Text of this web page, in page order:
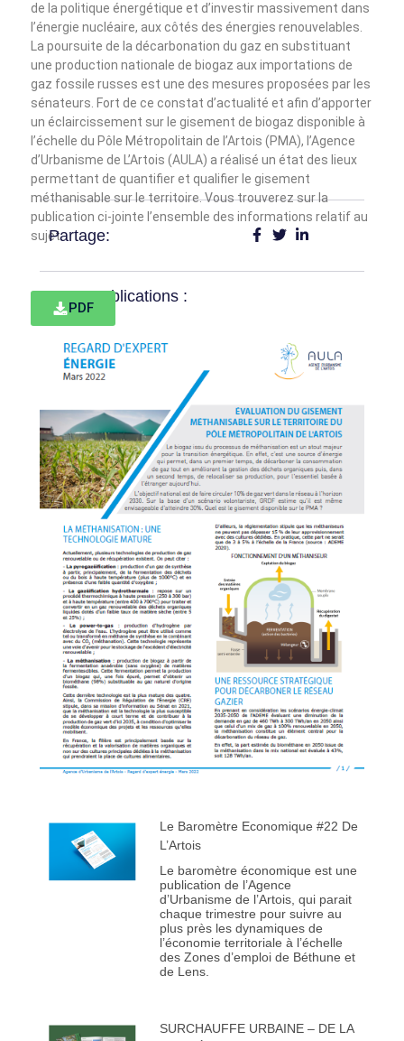
de la politique énergétique et d’investir massivement dans
l’énergie nucléaire, aux côtés des énergies renouvelables.
La poursuite de la décarbonation du gaz en substituant
une production nationale de biogaz aux importations de
gaz fossile russes est une des mesures proposées par les
sénateurs. Fort de ce constat d’actualité et afin d’apporter
un éclaircissement sur le gisement de biogaz disponible à
l’échelle du Pôle Métropolitain de l’Artois (PMA), l’Agence
d’Urbanisme de L’Artois (AULA) a réalisé un état des lieux
permettant de quantifier et qualifier le gisement
méthanisable sur le territoire. Vous trouverez sur la
publication ci-jointe l’ensemble des informations relatif au
sujet.
PDF
Partage:
Autres Publications :
Le Baromètre Economique #22 De
L’Artois
Le baromètre économique est une
publication de l’Agence
d’Urbanisme de l’Artois, qui parait
chaque trimestre pour suivre au
plus près les dynamiques de
l’économie territoriale à l’échelle
des Zones d’emploi de Béthune et
de Lens.
SURCHAUFFE URBAINE – DE LA